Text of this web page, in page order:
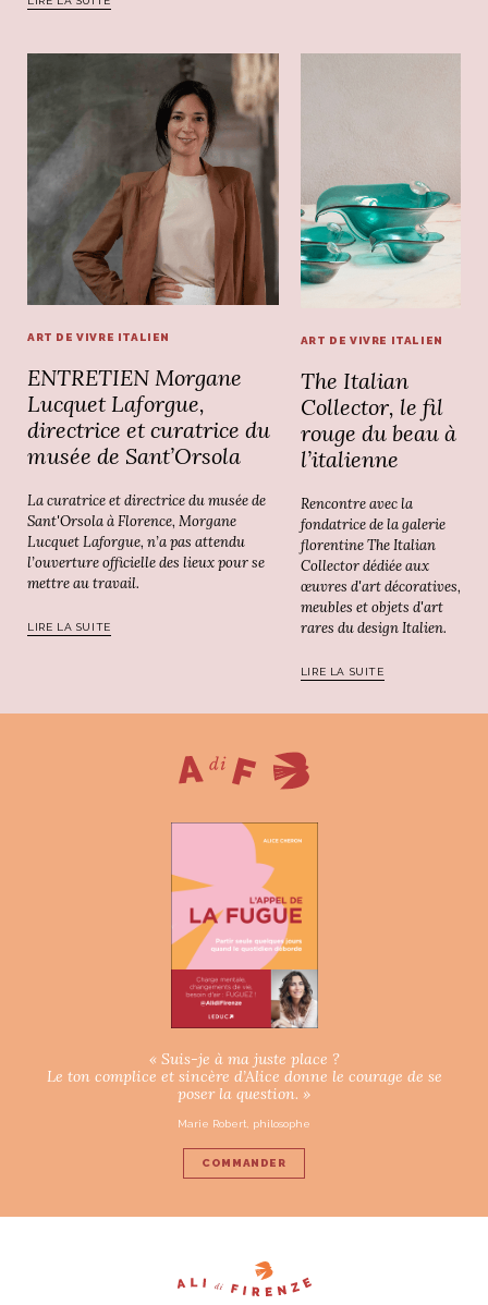
ART DE VIVRE ITALIEN
ENTRETIEN Morgane
Lucquet Laforgue,
directrice et curatrice du
musée de Sant’Orsola
La curatrice et directrice du musée de
Sant'Orsola à Florence, Morgane
Lucquet Laforgue, n’a pas attendu
l’ouverture officielle des lieux pour se
mettre au travail.
LIRE LA SUITE
ART DE VIVRE ITALIEN
The Italian
Collector, le fil
rouge du beau à
l’italienne
Rencontre avec la
fondatrice de la galerie
florentine The Italian
Collector dédiée aux
œuvres d'art décoratives,
meubles et objets d'art
rares du design Italien.
LIRE LA SUITE
« Suis-je à ma juste place ?
Le ton complice et sincère d’Alice donne le courage de se
poser la question. »
Marie Robert, philosophe
COMMANDER